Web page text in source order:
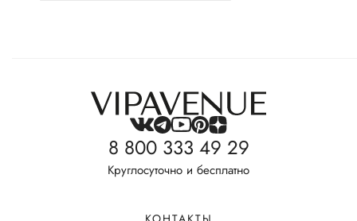
8 800 333 49 29
Круглосуточно и бесплатно